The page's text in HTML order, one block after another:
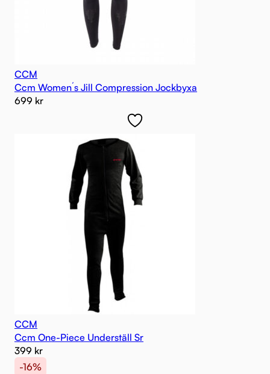
CCM
Ccm Women´s Jill Compression Jockbyxa
699 kr
CCM
Ccm One-Piece Underställ Sr
399 kr
-16%